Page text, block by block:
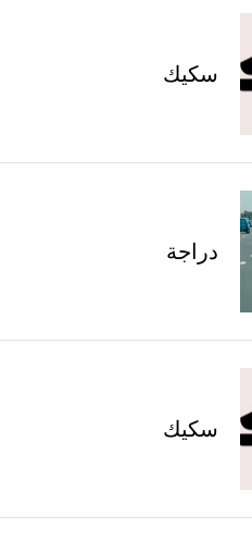
سكيك
دراجة
سكيك